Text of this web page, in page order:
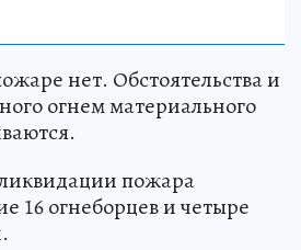
нет. Обстоятельства и
огнем материального
пожара
16 огнеборцев и четыре